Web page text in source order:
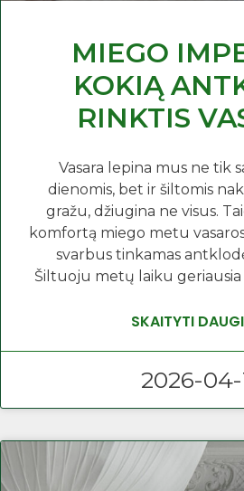
MIEGO
KOKIĄ
RINKTIS
Vasara lepina mus ne tik
dienomis, bet ir šiltomis
gražu, džiugina ne visus.
komfortą miego metu
svarbus tinkamas
Šiltuoju metų laiku
SKAITYTI
2026-04-